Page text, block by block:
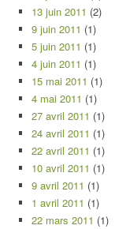
13 juin 2011 (2)
9 juin 2011 (1)
5 juin 2011 (1)
4 juin 2011 (1)
15 mai 2011 (1)
4 mai 2011 (1)
27 avril 2011 (1)
24 avril 2011 (1)
22 avril 2011 (1)
10 avril 2011 (1)
9 avril 2011 (1)
1 avril 2011 (1)
22 mars 2011 (1)